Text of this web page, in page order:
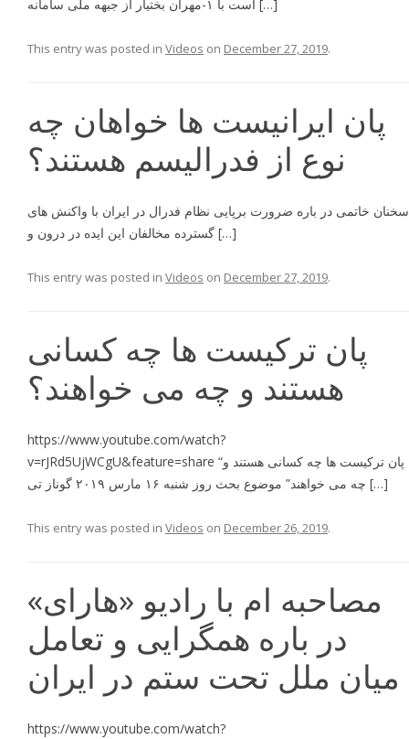
است با ١-مهران بختيار از جبهه ملى سامانه […]
This entry was posted in Videos on December 27, 2019.
پان ایرانیست ها خواهان چه
نوع از فدرالیسم هستند؟
سخنان خاتمى در باره ضرورت برپايى نظام فدرال در ايران با واكنش هاى
گسترده مخالفان اين ايده در درون و […]
This entry was posted in Videos on December 27, 2019.
پان ترکیست ها چه کسانی
هستند و چه می خواهند؟
https://www.youtube.com/watch?
v=rJRd5UjWCgU&feature=share “پان تركيست ها چه كسانى هستند و
چه مى خواهند” موضوع بحث روز شنبه ۱۶ مارس ۲۰۱۹ گوناز تى […]
This entry was posted in Videos on December 26, 2019.
مصاحبه ام با رادیو «هارای»
در باره همگرایی و تعامل
میان ملل تحت ستم در ایران
https://www.youtube.com/watch?